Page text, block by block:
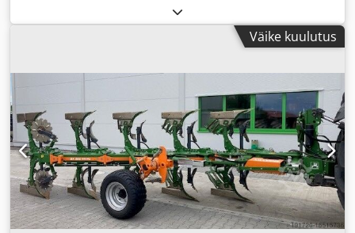
Väike kuulutus